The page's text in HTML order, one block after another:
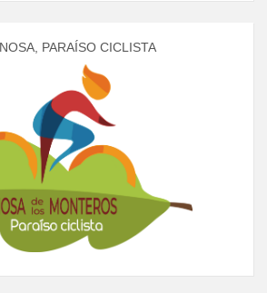
PARAÍSO CICLISTA